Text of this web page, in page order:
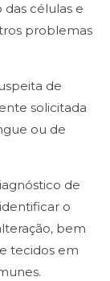
células e
problemas
de
solicitada
ou de
de
o
bem
tecidos em